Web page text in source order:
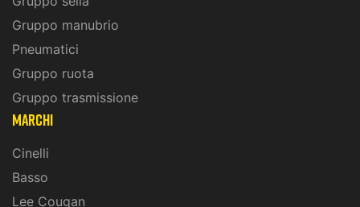
Gruppo manubrio
Pneumatici
Gruppo ruota
Gruppo trasmissione
marchi
Cinelli
Basso
Lee Cougan